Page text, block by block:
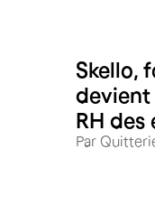
Skello,
devient
RH des
Par